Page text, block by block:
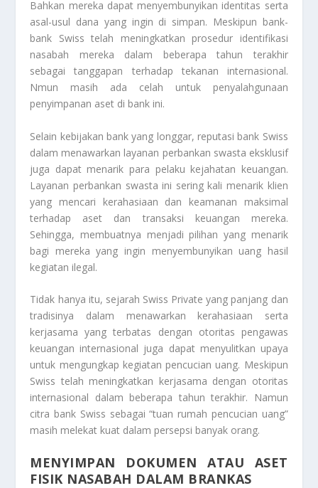
Bahkan mereka dapat menyembunyikan identitas serta
asal-usul dana yang ingin di simpan. Meskipun bank-
bank Swiss telah meningkatkan prosedur identifikasi
nasabah mereka dalam beberapa tahun terakhir
sebagai tanggapan terhadap tekanan internasional.
Nmun masih ada celah untuk penyalahgunaan
penyimpanan aset di bank ini.
Selain kebijakan bank yang longgar, reputasi bank Swiss
dalam menawarkan layanan perbankan swasta eksklusif
juga dapat menarik para pelaku kejahatan keuangan.
Layanan perbankan swasta ini sering kali menarik klien
yang mencari kerahasiaan dan keamanan maksimal
terhadap aset dan transaksi keuangan mereka.
Sehingga, membuatnya menjadi pilihan yang menarik
bagi mereka yang ingin menyembunyikan uang hasil
kegiatan ilegal.
Tidak hanya itu, sejarah Swiss Private yang panjang dan
tradisinya dalam menawarkan kerahasiaan serta
kerjasama yang terbatas dengan otoritas pengawas
keuangan internasional juga dapat menyulitkan upaya
untuk mengungkap kegiatan pencucian uang. Meskipun
Swiss telah meningkatkan kerjasama dengan otoritas
internasional dalam beberapa tahun terakhir. Namun
citra bank Swiss sebagai “tuan rumah pencucian uang”
masih melekat kuat dalam persepsi banyak orang.
MENYIMPAN DOKUMEN ATAU ASET
FISIK NASABAH DALAM BRANKAS